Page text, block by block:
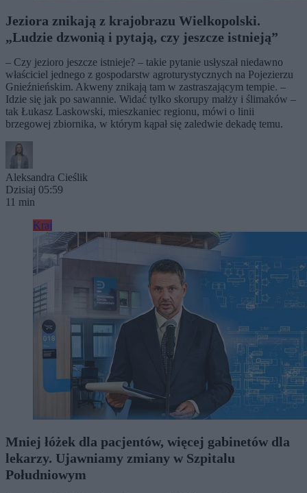
Jeziora znikają z krajobrazu Wielkopolski.
„Ludzie dzwonią i pytają, czy jeszcze istnieją”
– Czy jezioro jeszcze istnieje? – takie pytanie usłyszał niedawno
właściciel jednego z gospodarstw agroturystycznych na Pojezierzu
Gnieźnieńskim. Akweny znikają tam w zastraszającym tempie. –
Idzie się jak po sawannie. Widać tylko skorupy małży i ślimaków –
tak Łukasz Laskowski, mieszkaniec regionu, mówi o linii
brzegowej zbiornika, w którym kąpał się zaledwie dekadę temu.
Aleksandra Cieślik
Dzisiaj 05:59
11 min
Kraj
Mniej łóżek dla pacjentów, więcej gabinetów dla
lekarzy. Ujawniamy zmiany w Szpitalu
Południowym